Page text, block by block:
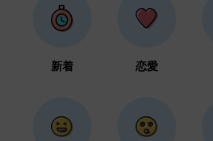
新着 恋愛